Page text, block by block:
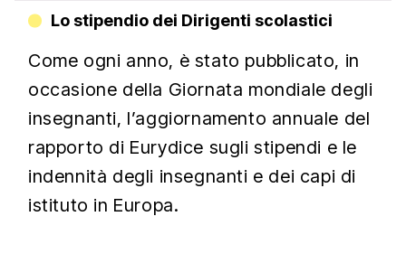
Lo stipendio dei Dirigenti scolastici
Come ogni anno, è stato pubblicato, in
occasione della Giornata mondiale degli
insegnanti, l’aggiornamento annuale del
rapporto di Eurydice sugli stipendi e le
indennità degli insegnanti e dei capi di
istituto in Europa.